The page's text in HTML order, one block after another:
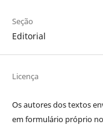
Seção
Editorial
Licença
Os autores dos textos
em formulário próprio